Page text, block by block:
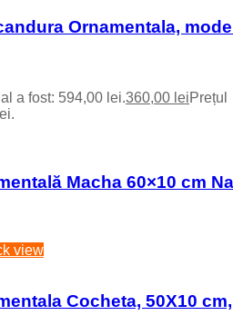
Ornamentala,
a fost: 594,00 lei.360,00 leiPrețul
Macha 60×10 cm
view
Cocheta, 50X10 cm,